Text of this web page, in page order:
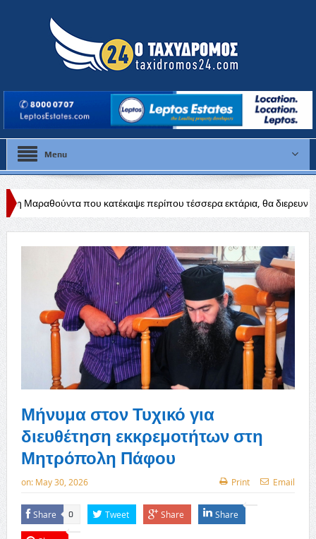
Menu
περίπου τέσσερα εκτάρια, θα διερευνηθούν τα αίτια
Μήνυμα στον Τυχικό για
διευθέτηση εκκρεμοτήτων στη
Μητρόπολη Πάφου
on: May 30, 2026 Print Email
Share 0 Tweet Share Share